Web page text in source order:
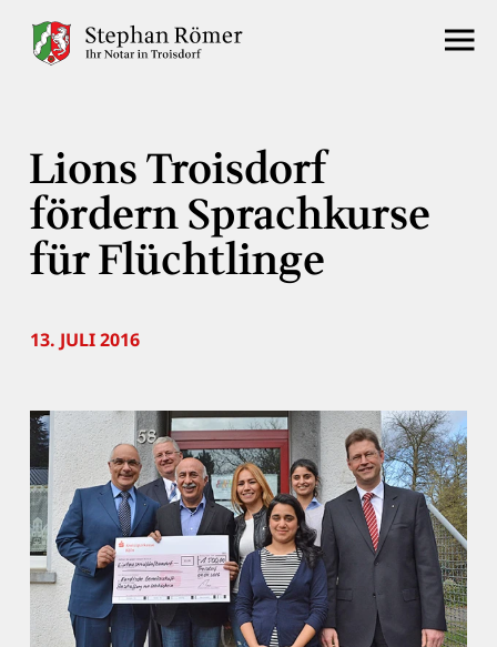
Lions Troisdorf
fördern Sprachkurse
für Flüchtlinge
13. JULI 2016